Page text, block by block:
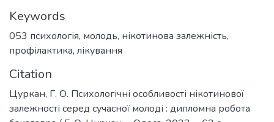
Keywords
053 психологія, молодь, нікотинова залежність,
профілактика, лікування
Citation
Цуркан, Г. О. Психологічні особливості нікотинової
залежності серед сучасної молоді : дипломна робота